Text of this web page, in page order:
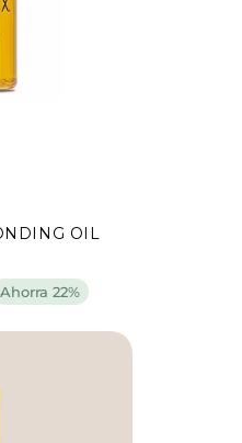
OIL
Ahorra 22%